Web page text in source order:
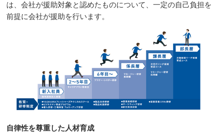
は、会社が援助対象と認めたものについて、一定の自己負担を
前提に会社が援助を行います。
自律性を尊重した人材育成